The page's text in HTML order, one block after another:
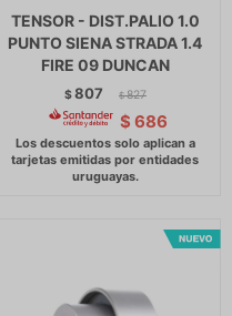
TENSOR - DIST.PALIO 1.0
PUNTO SIENA STRADA 1.4
FIRE 09 DUNCAN
$807 $ 827
$ 686